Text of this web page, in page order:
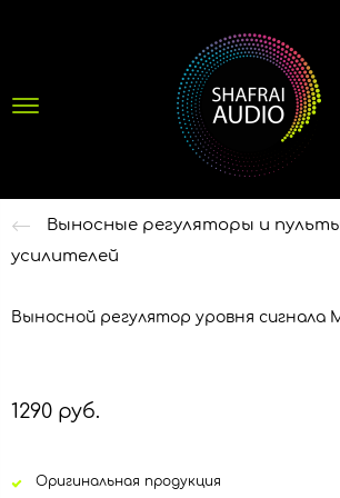
Выносные регуляторы и
усилителей
Выносной регулятор уровня сигнала
1290 руб.
Оригинальная продукция